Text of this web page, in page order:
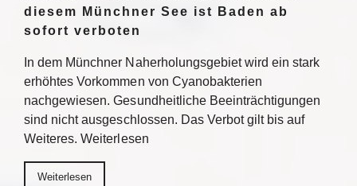
diesem Münchner See ist Baden ab
sofort verboten
In dem Münchner Naherholungsgebiet wird ein stark
erhöhtes Vorkommen von Cyanobakterien
nachgewiesen. Gesundheitliche Beeinträchtigungen
sind nicht ausgeschlossen. Das Verbot gilt bis auf
Weiteres. Weiterlesen
Weiterlesen